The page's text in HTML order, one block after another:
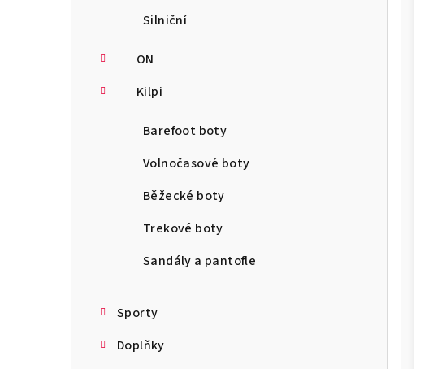
Silniční
ON
Kilpi
Barefoot boty
Volnočasové boty
Běžecké boty
Trekové boty
Sandály a pantofle
Sporty
Doplňky